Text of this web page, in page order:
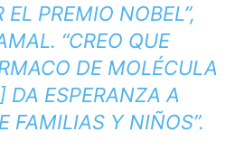
PREMIO NOBEL”,
“CREO QUE
DE MOLÉCULA
DA ESPERANZA A
FAMILIAS Y NIÑOS”.